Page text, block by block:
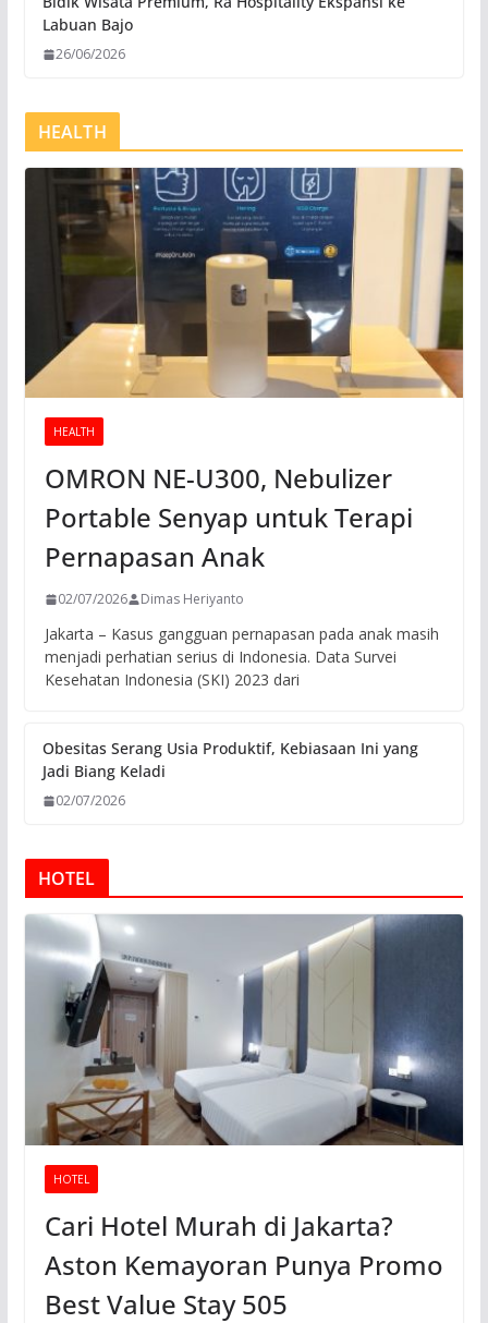
Labuan Bajo
26/06/2026
HEALTH
HEALTH
OMRON NE-U300, Nebulizer
Portable Senyap untuk Terapi
Pernapasan Anak
02/07/2026 Dimas Heriyanto
Jakarta – Kasus gangguan pernapasan pada anak masih
menjadi perhatian serius di Indonesia. Data Survei
Kesehatan Indonesia (SKI) 2023 dari
Obesitas Serang Usia Produktif, Kebiasaan Ini yang
Jadi Biang Keladi
02/07/2026
HOTEL
HOTEL
Cari Hotel Murah di Jakarta?
Aston Kemayoran Punya Promo
Best Value Stay 505